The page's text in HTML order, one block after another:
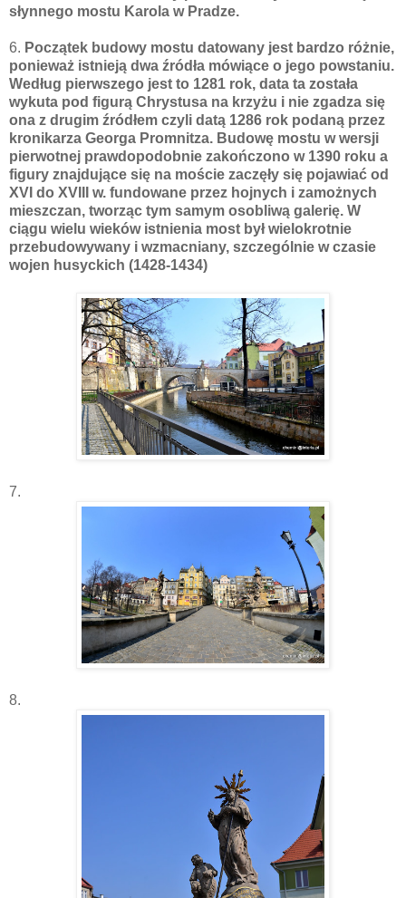
słynnego mostu Karola w Pradze.
6. Początek budowy mostu datowany jest bardzo różnie,
ponieważ istnieją dwa źródła mówiące o jego powstaniu.
Według pierwszego jest to 1281 rok, data ta została
wykuta pod figurą Chrystusa na krzyżu i nie zgadza się
ona z drugim źródłem czyli datą 1286 rok podaną przez
kronikarza Georga Promnitza. Budowę mostu w wersji
pierwotnej prawdopodobnie zakończono w 1390 roku a
figury znajdujące się na moście zaczęły się pojawiać od
XVI do XVIII w. fundowane przez hojnych i zamożnych
mieszczan, tworząc tym samym osobliwą galerię. W
ciągu wielu wieków istnienia most był wielokrotnie
przebudowywany i wzmacniany, szczególnie w czasie
wojen husyckich (1428-1434)
7.
8.